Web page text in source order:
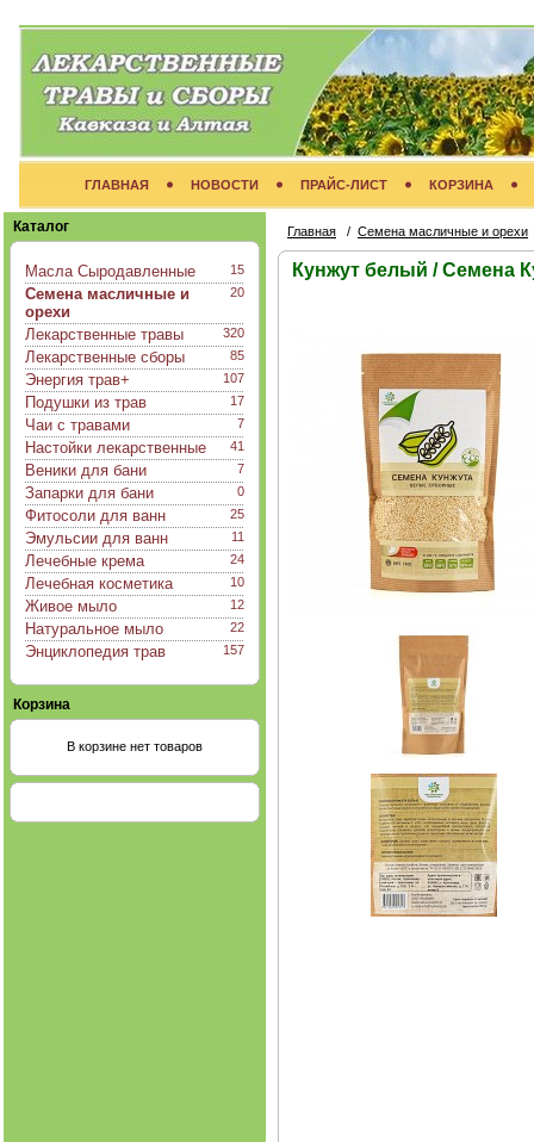
ГЛАВНАЯ НОВОСТИ ПРАЙС-ЛИСТ КОРЗИНА
Каталог
15
Масла Сыродавленные
20
Семена масличные и
орехи
320
Лекарственные травы
85
Лекарственные сборы
107
Энергия трав+
17
Подушки из трав
7
Чаи с травами
41
Настойки лекарственные
7
Веники для бани
0
Запарки для бани
25
Фитосоли для ванн
11
Эмульсии для ванн
24
Лечебные крема
10
Лечебная косметика
12
Живое мыло
22
Натуральное мыло
157
Энциклопедия трав
Корзина
В корзине нет товаров
Главная / Семена масличные и орехи
Кунжут белый / Семена